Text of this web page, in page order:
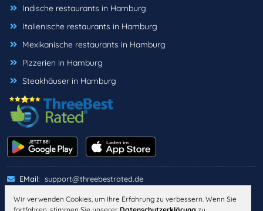
Indische restaurants in Hamburg
Italienische restaurants in Hamburg
Mexikanische restaurants in Hamburg
Pizzerien in Hamburg
Steakhäuser in Hamburg
EMail: support@threebestrated.de
Wir verwenden Cookies, um Ihre Erfahrung zu verbessern. Wenn Sie